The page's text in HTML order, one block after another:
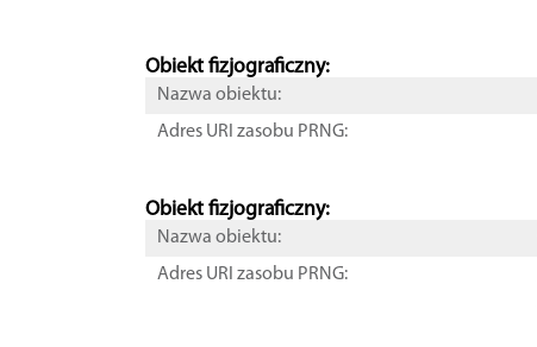
Obiekt fizjograficzny:
Nazwa obiektu:
Adres URI zasobu PRNG:
Obiekt fizjograficzny:
Nazwa obiektu:
Adres URI zasobu PRNG: